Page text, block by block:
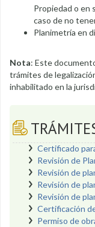
Propiedad o en
caso de no
Planimetría en
Nota: Este
trámites de
inhabilitado en la
Certificado
Revisión de
Revisión de
Revisión de
Revisión de
Certificación
Permiso de